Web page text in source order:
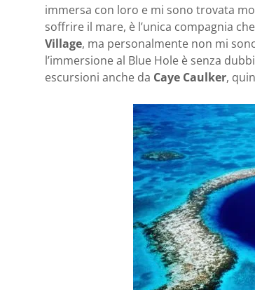
immersa con loro e mi sono trovata
soffrire il mare, è l’unica compagnia
Village, ma personalmente non mi
l’immersione al Blue Hole è senza
escursioni anche da Caye Caulker,